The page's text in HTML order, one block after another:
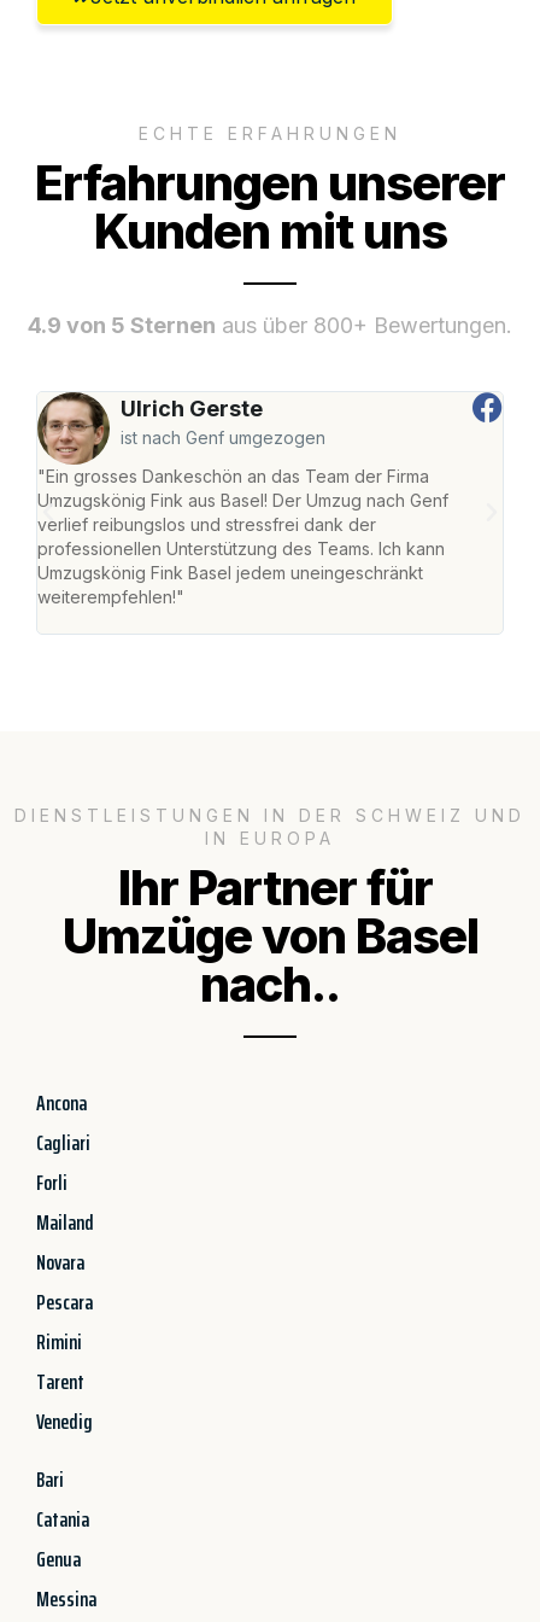
ECHTE ERFAHRUNGEN
Erfahrungen unserer
Kunden mit uns
4.9 von 5 Sternen aus über 800+ Bewertungen.
Ulrich Gerste
ist nach Genf umgezogen
"Ein grosses Dankeschön an das Team der Firma
Umzugskönig Fink aus Basel! Der Umzug nach Genf
verlief reibungslos und stressfrei dank der
professionellen Unterstützung des Teams. Ich kann
Umzugskönig Fink Basel jedem uneingeschränkt
weiterempfehlen!"
DIENSTLEISTUNGEN IN DER SCHWEIZ UND
IN EUROPA
Ihr Partner für
Umzüge von Basel
nach..
Ancona
Cagliari
Forli
Mailand
Novara
Pescara
Rimini
Tarent
Venedig
Bari
Catania
Genua
Messina